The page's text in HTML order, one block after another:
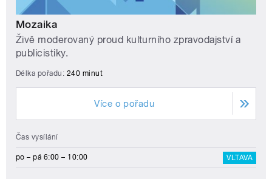
Mozaika
Živě moderovaný proud kulturního zpravodajství a
publicistiky.
Délka pořadu: 240 minut
Více o pořadu
Čas vysílání
po – pá 6:00 – 10:00 VLTAVA